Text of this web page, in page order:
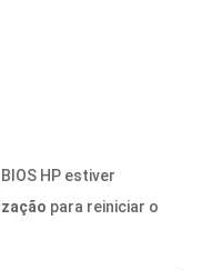
HP estiver
para reiniciar o